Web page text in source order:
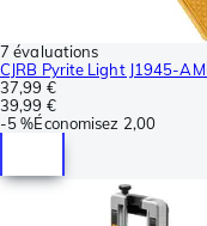
7 évaluations
CJRB Pyrite Light J1945-
37,99 €
39,99 €
-5 %Économisez 2,00